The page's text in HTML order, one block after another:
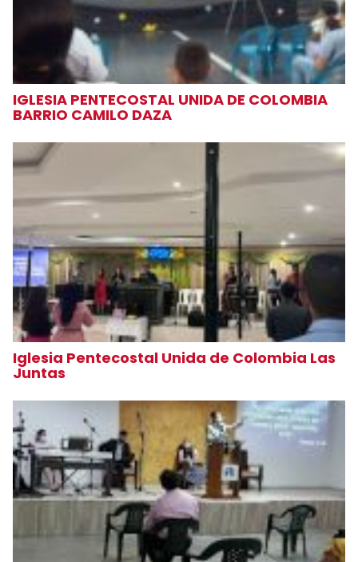
IGLESIA PENTECOSTAL UNIDA DE COLOMBIA
BARRIO CAMILO DAZA
Iglesia Pentecostal Unida de Colombia Las
Juntas